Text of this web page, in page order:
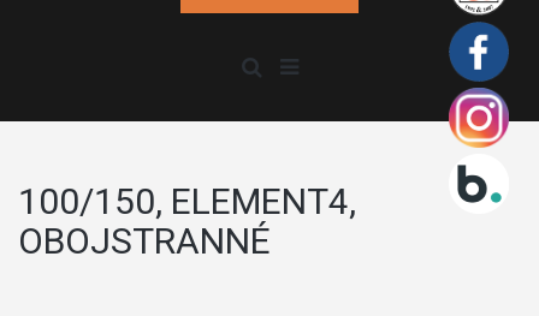
100/150, ELEMENT4,
OBOJSTRANNÉ